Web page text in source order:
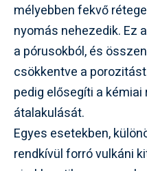
mélyebben fekvő
nyomás nehezedik. Ez
a pórusokból, és
csökkentve a
pedig elősegíti a
átalakulását.
Egyes esetekben,
rendkívül forró vulkáni